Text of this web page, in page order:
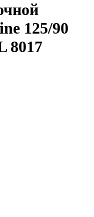
125/90
8017